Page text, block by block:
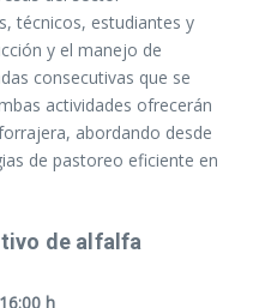
técnicos, estudiantes y
y el manejo de
consecutivas que se
actividades ofrecerán
abordando desde
de pastoreo eficiente en
de alfalfa
h